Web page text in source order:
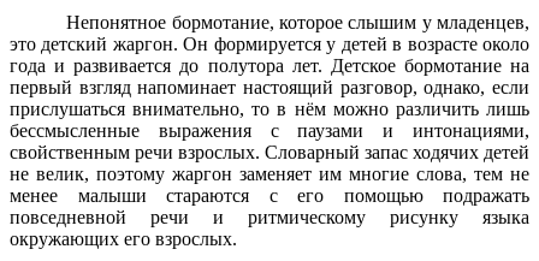
Непонятное бормотание, которое слышим у младенцев,
это детский жаргон. Он формируется у детей в возрасте около
года и развивается до полутора лет. Детское бормотание на
первый взгляд напоминает настоящий разговор, однако, если
прислушаться внимательно, то в нём можно различить лишь
бессмысленные выражения с паузами и интонациями,
свойственным речи взрослых. Словарный запас ходячих детей
не велик, поэтому жаргон заменяет им многие слова, тем не
менее малыши стараются с его помощью подражать
повседневной речи и ритмическому рисунку языка
окружающих его взрослых.